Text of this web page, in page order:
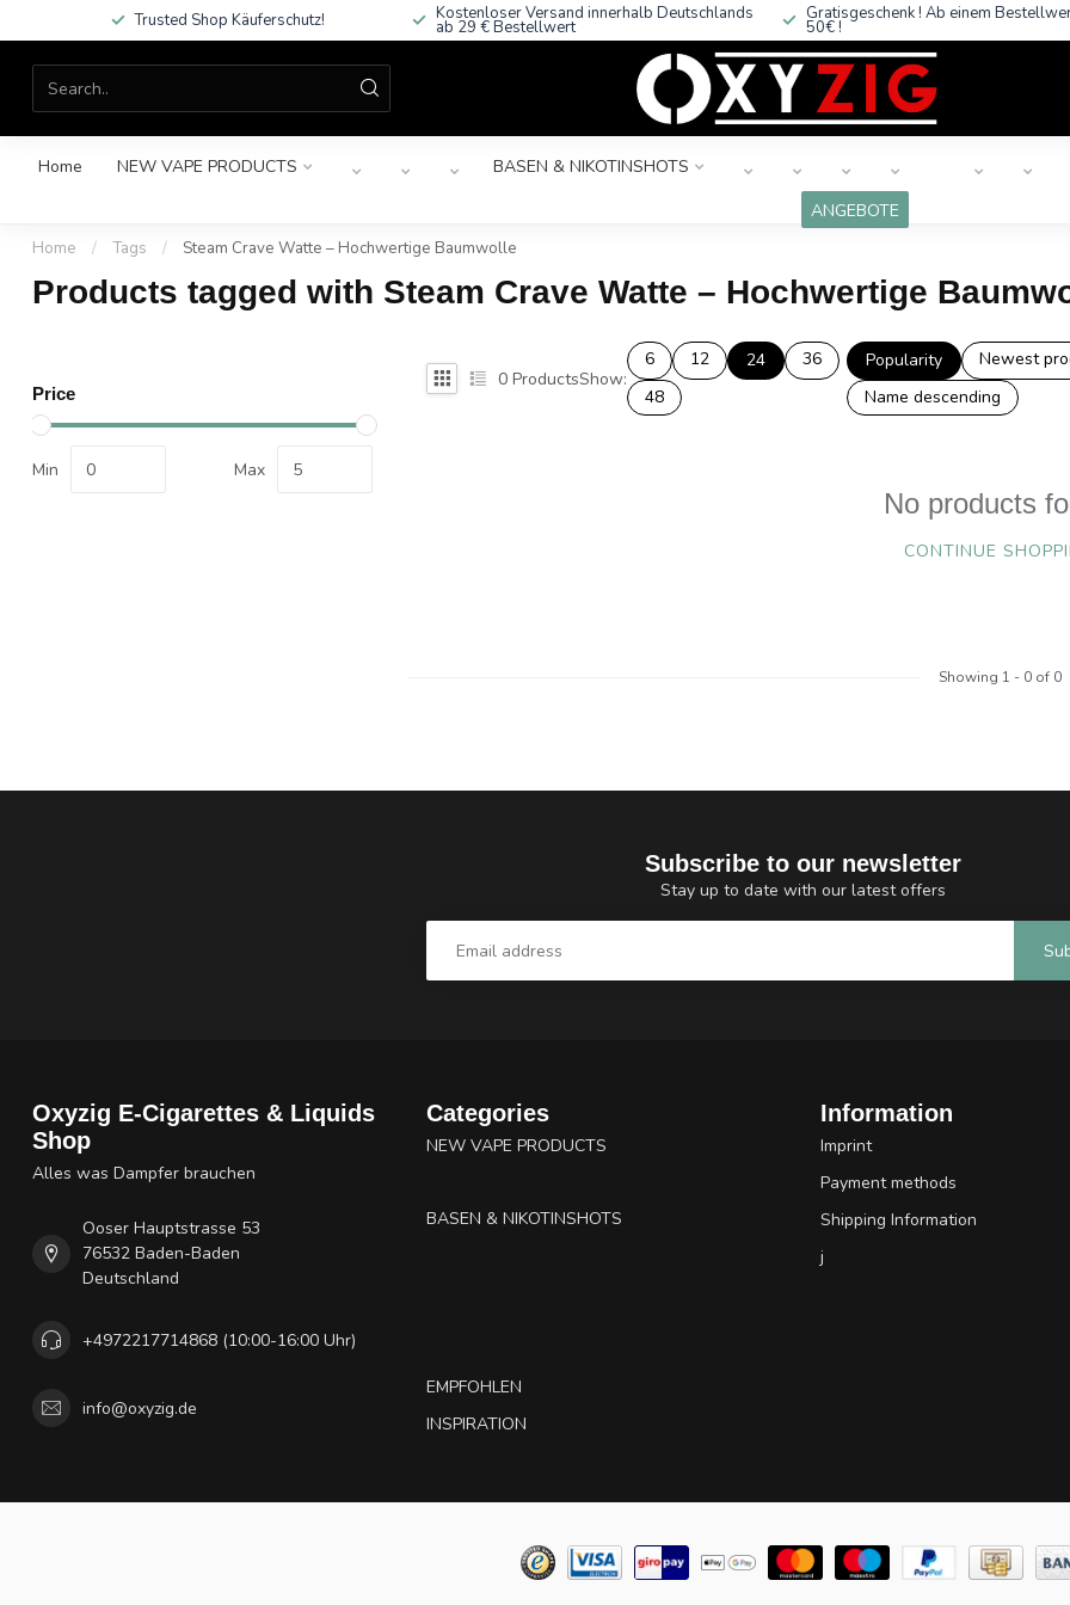
Trusted Shop Käuferschutz! Kostenloser Versand innerhalb Deutschlands
ab 29 € Bestellwert
Gratisgeschenk ! Ab einem
50€ !
Home NEW VAPE PRODUCTS BASEN & NIKOTINSHOTS
ANGEBOTE
Home / Tags / Steam Crave Watte – Hochwertige Baumwolle
Products tagged with Steam Crave Watte – Hochwertige
Price
Min Max
0 ProductsShow:
6 12 24
36
48
Popularity Newest
Name descending
No products
CONTINUE
Showing 1 - 0of 0
Subscribe to our newsletter
Stay up to date with our latest offers
Oxyzig E-Cigarettes & Liquids
Shop
Alles was Dampfer brauchen
Ooser Hauptstrasse 53
76532 Baden-Baden
Deutschland
+4972217714868 (10:00-16:00 Uhr)
info@oxyzig.de
Categories
NEW VAPE PRODUCTS
BASEN & NIKOTINSHOTS
EMPFOHLEN
INSPIRATION
Information
Imprint
Payment methods
Shipping Information
j